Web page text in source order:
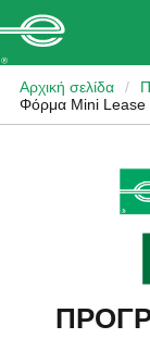
CONTENT
Αρχική σελίδα /
Φόρμα Mini Lease